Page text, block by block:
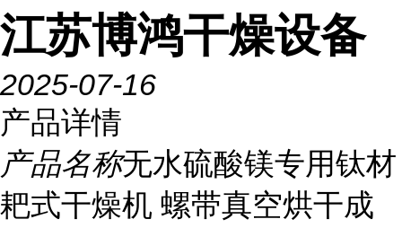
江苏博鸿干燥设备
2025-07-16
产品详情
产品名称无水硫酸镁专用钛材
耙式干燥机 螺带真空烘干成